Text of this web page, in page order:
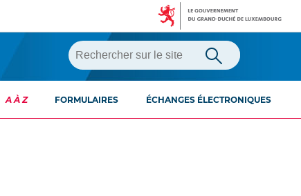
A À Z FORMULAIRES ÉCHANGES ÉLECTRONIQUES